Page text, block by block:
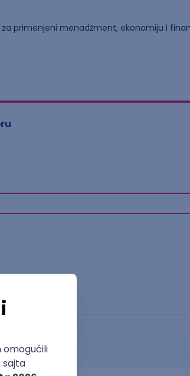
primenjeni menadžment, ekonomiju i